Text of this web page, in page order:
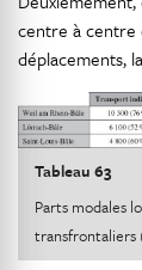
centre à centre
déplacements,
Tableau 63
Parts modales
transfrontaliers